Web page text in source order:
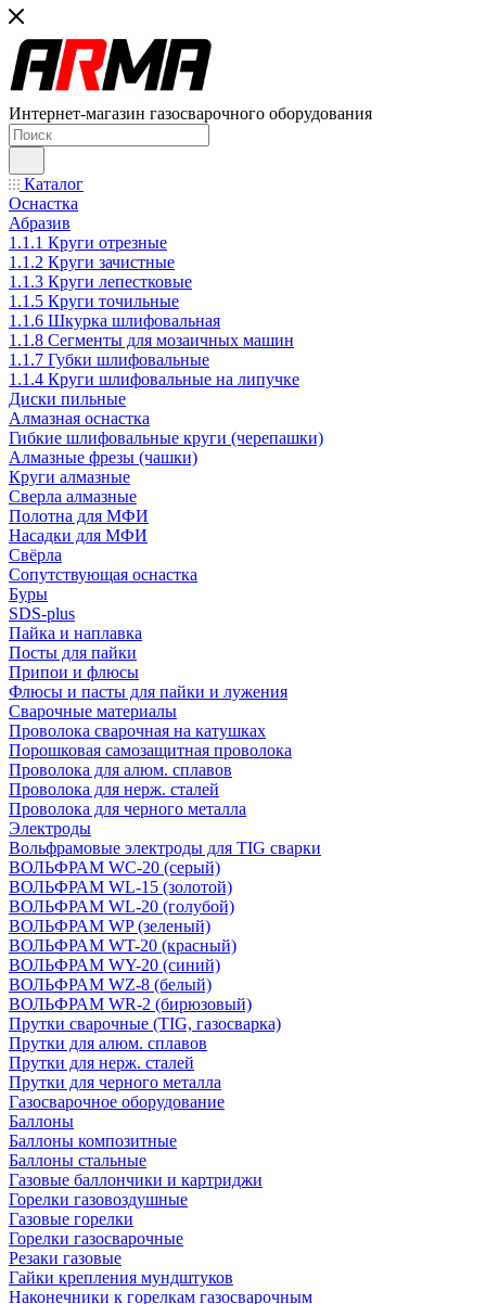
Интернет-магазин газосварочного оборудования
Каталог
Оснастка
Абразив
1.1.1 Круги отрезные
1.1.2 Круги зачистные
1.1.3 Круги лепестковые
1.1.5 Круги точильные
1.1.6 Шкурка шлифовальная
1.1.8 Сегменты для мозаичных машин
1.1.7 Губки шлифовальные
1.1.4 Круги шлифовальные на липучке
Диски пильные
Алмазная оснастка
Гибкие шлифовальные круги (черепашки)
Алмазные фрезы (чашки)
Круги алмазные
Сверла алмазные
Полотна для МФИ
Насадки для МФИ
Свёрла
Сопутствующая оснастка
Буры
SDS-plus
Пайка и наплавка
Посты для пайки
Припои и флюсы
Флюсы и пасты для пайки и лужения
Сварочные материалы
Проволока сварочная на катушках
Порошковая самозащитная проволока
Проволока для алюм. сплавов
Проволока для нерж. сталей
Проволока для черного металла
Электроды
Вольфрамовые электроды для TIG сварки
ВОЛЬФРАМ WC-20 (серый)
ВОЛЬФРАМ WL-15 (золотой)
ВОЛЬФРАМ WL-20 (голубой)
ВОЛЬФРАМ WP (зеленый)
ВОЛЬФРАМ WT-20 (красный)
ВОЛЬФРАМ WY-20 (синий)
ВОЛЬФРАМ WZ-8 (белый)
ВОЛЬФРАМ WR-2 (бирюзовый)
Прутки сварочные (TIG, газосварка)
Прутки для алюм. сплавов
Прутки для нерж. сталей
Прутки для черного металла
Газосварочное оборудование
Баллоны
Баллоны композитные
Баллоны стальные
Газовые баллончики и картриджи
Горелки газовоздушные
Газовые горелки
Горелки газосварочные
Резаки газовые
Гайки крепления мундштуков
Наконечники к горелкам газосварочным